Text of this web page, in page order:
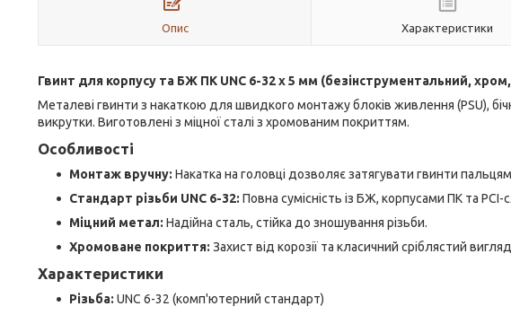
Опис Характеристики
Гвинт для корпусу та БЖ ПК UNC 6-32 х 5 мм (безінструментальний,
Металеві гвинти з накаткою для швидкого монтажу блоків живлення (PSU),
викрутки. Виготовлені з міцної сталі з хромованим покриттям.
Особливості
Монтаж вручну: Накатка на головці дозволяє затягувати гвинти
Стандарт різьби UNC 6-32: Повна сумісність із БЖ, корпусами ПК та PCI-
Міцний метал: Надійна сталь, стійка до зношування різьби.
Хромоване покриття: Захист від корозії та класичний сріблястий
Характеристики
Різьба: UNC 6-32 (комп'ютерний стандарт)